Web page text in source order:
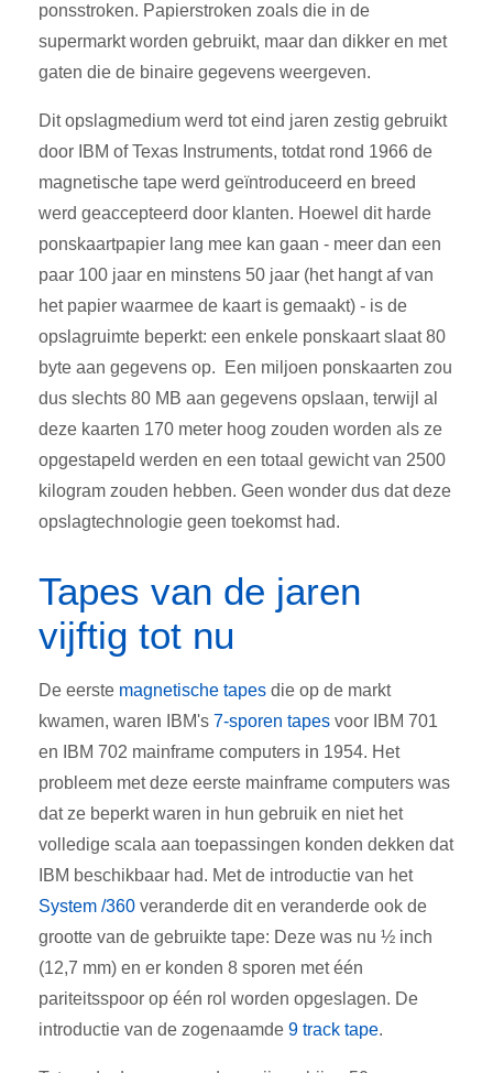
ponsstroken. Papierstroken zoals die in de
supermarkt worden gebruikt, maar dan dikker en met
gaten die de binaire gegevens weergeven.
Dit opslagmedium werd tot eind jaren zestig gebruikt
door IBM of Texas Instruments, totdat rond 1966 de
magnetische tape werd geïntroduceerd en breed
werd geaccepteerd door klanten. Hoewel dit harde
ponskaartpapier lang mee kan gaan - meer dan een
paar 100 jaar en minstens 50 jaar (het hangt af van
het papier waarmee de kaart is gemaakt) - is de
opslagruimte beperkt: een enkele ponskaart slaat 80
byte aan gegevens op. Een miljoen ponskaarten zou
dus slechts 80 MB aan gegevens opslaan, terwijl al
deze kaarten 170 meter hoog zouden worden als ze
opgestapeld werden en een totaal gewicht van 2500
kilogram zouden hebben. Geen wonder dus dat deze
opslagtechnologie geen toekomst had.
Tapes van de jaren
vijftig tot nu
De eerste magnetische tapes die op de markt
kwamen, waren IBM's 7-sporen tapes voor IBM 701
en IBM 702 mainframe computers in 1954. Het
probleem met deze eerste mainframe computers was
dat ze beperkt waren in hun gebruik en niet het
volledige scala aan toepassingen konden dekken dat
IBM beschikbaar had. Met de introductie van het
System /360 veranderde dit en veranderde ook de
grootte van de gebruikte tape: Deze was nu ½ inch
(12,7 mm) en er konden 8 sporen met één
pariteitsspoor op één rol worden opgeslagen. De
introductie van de zogenaamde 9 track tape.